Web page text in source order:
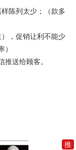
陈列太少；（款多
，促销让利不能少
）
送给顾客。
推